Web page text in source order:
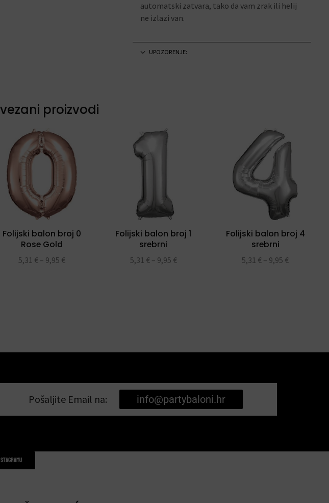
automatski zatvara, tako da vam zrak ili helij
ne izlazi van.
UPOZORENJE:
proizvodi
Folijski balon broj 0
Rose Gold
5,31 € – 9,95 €
Folijski balon broj 1
srebrni
5,31 € – 9,95 €
Folijski balon broj 4
srebrni
5,31 € – 9,95 €
Pošaljite Email na: info@partybaloni.hr